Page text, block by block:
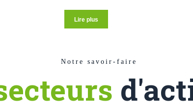
Lire plus
Notre savoir-faire